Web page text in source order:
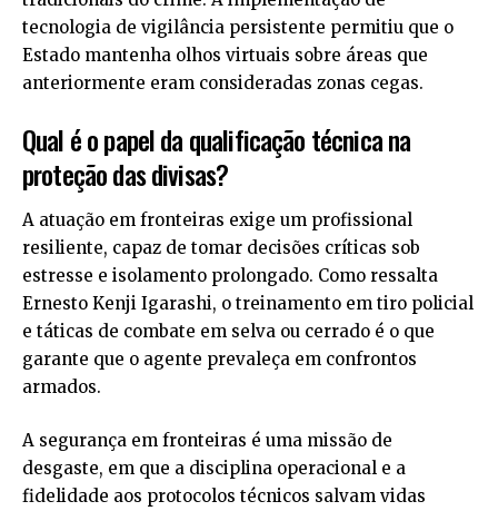
tecnologia de vigilância persistente permitiu que o
Estado mantenha olhos virtuais sobre áreas que
anteriormente eram consideradas zonas cegas.
Qual é o papel da qualificação técnica na
proteção das divisas?
A atuação em fronteiras exige um profissional
resiliente, capaz de tomar decisões críticas sob
estresse e isolamento prolongado. Como ressalta
Ernesto Kenji Igarashi, o treinamento em tiro policial
e táticas de combate em selva ou cerrado é o que
garante que o agente prevaleça em confrontos
armados.
A segurança em fronteiras é uma missão de
desgaste, em que a disciplina operacional e a
fidelidade aos protocolos técnicos salvam vidas